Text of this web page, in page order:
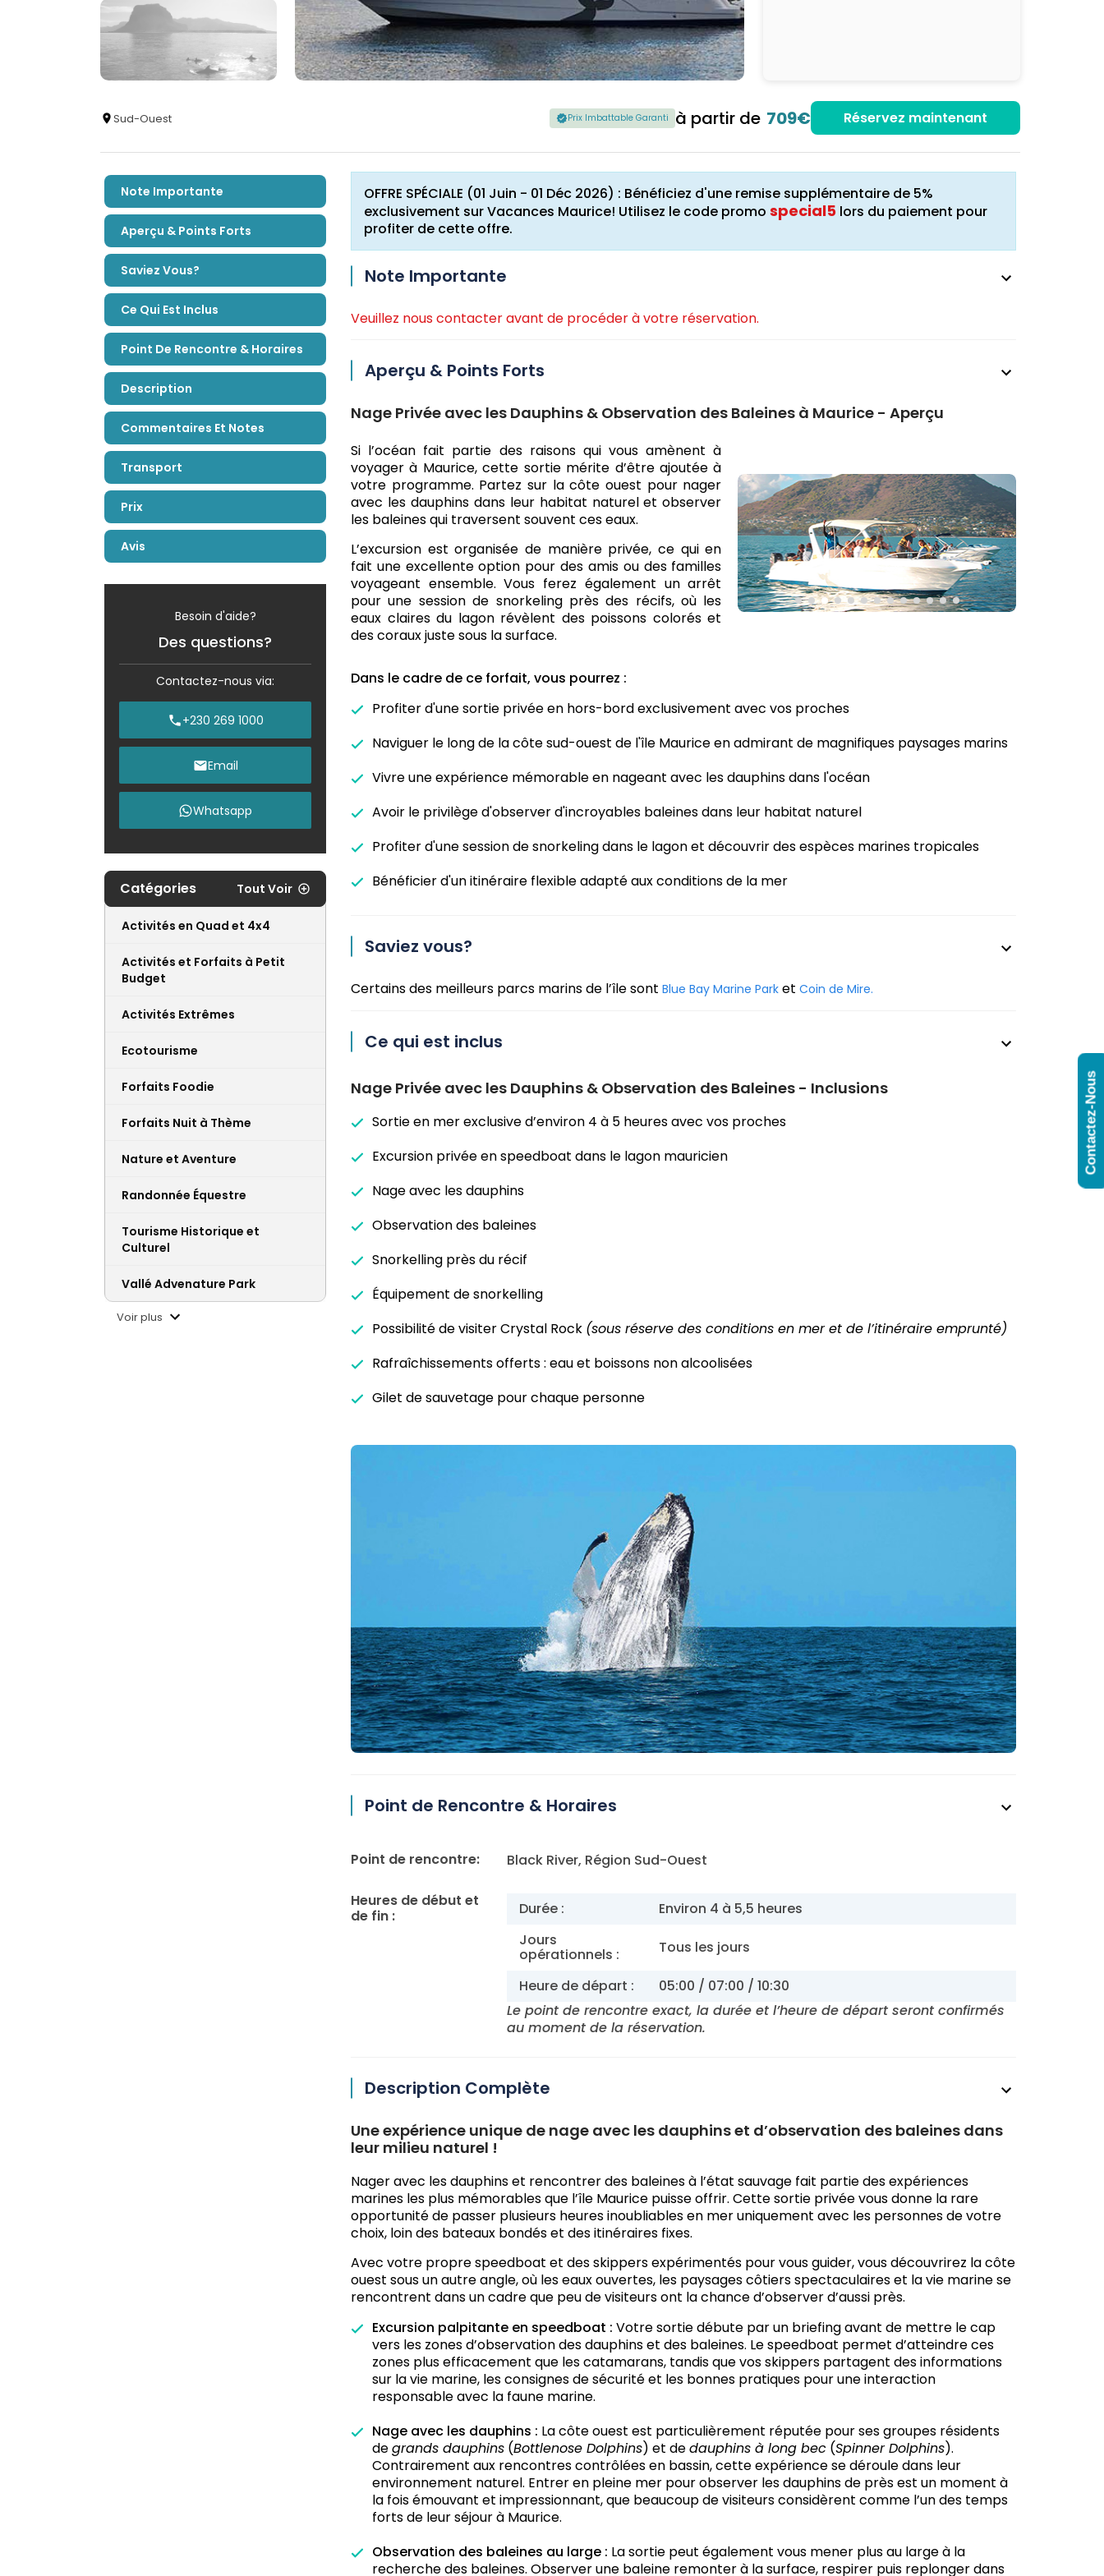
Sud-Ouest Prix Imbattable Garanti à partir de 709€ Réservez maintenant
Note Importante
Aperçu & Points Forts
Saviez Vous?
Ce Qui Est Inclus
Point De Rencontre & Horaires
Description
Commentaires Et Notes
Transport
Prix
Avis
Besoin d'aide?
Des questions?
Contactez-nous via:
+230 269 1000
Email
Whatsapp
Catégories Tout Voir
Activités en Quad et 4x4
Activités et Forfaits à Petit
Budget
Activités Extrêmes
Ecotourisme
Forfaits Foodie
Forfaits Nuit à Thème
Nature et Aventure
Randonnée Équestre
Tourisme Historique et
Culturel
Vallé Advenature Park
Voir plus
OFFRE SPÉCIALE (01 Juin - 01 Déc 2026) : Bénéficiez d'une remise supplémentaire de 5%
exclusivement sur Vacances Maurice! Utilisez le code promo special5 lors du paiement pour
profiter de cette offre.
Note Importante
Veuillez nous contacter avant de procéder à votre réservation.
Aperçu & Points Forts
Nage Privée avec les Dauphins & Observation des Baleines à Maurice - Aperçu
Si l’océan fait partie des raisons qui vous amènent à
voyager à Maurice, cette sortie mérite d’être ajoutée à
votre programme. Partez sur la côte ouest pour nager
avec les dauphins dans leur habitat naturel et observer
les baleines qui traversent souvent ces eaux.
L’excursion est organisée de manière privée, ce qui en
fait une excellente option pour des amis ou des familles
voyageant ensemble. Vous ferez également un arrêt
pour une session de snorkeling près des récifs, où les
eaux claires du lagon révèlent des poissons colorés et
des coraux juste sous la surface.
Dans le cadre de ce forfait, vous pourrez :
Profiter d'une sortie privée en hors-bord exclusivement avec vos proches
Naviguer le long de la côte sud-ouest de l'île Maurice en admirant de magnifiques paysages marins
Vivre une expérience mémorable en nageant avec les dauphins dans l'océan
Avoir le privilège d'observer d'incroyables baleines dans leur habitat naturel
Profiter d'une session de snorkeling dans le lagon et découvrir des espèces marines tropicales
Bénéficier d'un itinéraire flexible adapté aux conditions de la mer
Saviez vous?
Certains des meilleurs parcs marins de l’île sont Blue Bay Marine Park et Coin de Mire.
Ce qui est inclus
Nage Privée avec les Dauphins & Observation des Baleines - Inclusions
Sortie en mer exclusive d’environ 4 à 5 heures avec vos proches
Excursion privée en speedboat dans le lagon mauricien
Nage avec les dauphins
Observation des baleines
Snorkelling près du récif
Équipement de snorkelling
Possibilité de visiter Crystal Rock (sous réserve des conditions en mer et de l’itinéraire emprunté)
Rafraîchissements offerts : eau et boissons non alcoolisées
Gilet de sauvetage pour chaque personne
Point de Rencontre & Horaires
Point de rencontre: Black River, Région Sud-Ouest
Heures de début et
de fin :
Durée :
Environ 4 à 5,5 heures
Jours
opérationnels : Tous les jours
Heure de départ :
05:00 / 07:00 / 10:30
Le point de rencontre exact, la durée et l’heure de départ seront confirmés
au moment de la réservation.
Description Complète
Une expérience unique de nage avec les dauphins et d’observation des baleines dans
leur milieu naturel !
Nager avec les dauphins et rencontrer des baleines à l’état sauvage fait partie des expériences
marines les plus mémorables que l’île Maurice puisse offrir. Cette sortie privée vous donne la rare
opportunité de passer plusieurs heures inoubliables en mer uniquement avec les personnes de votre
choix, loin des bateaux bondés et des itinéraires fixes.
Avec votre propre speedboat et des skippers expérimentés pour vous guider, vous découvrirez la côte
ouest sous un autre angle, où les eaux ouvertes, les paysages côtiers spectaculaires et la vie marine se
rencontrent dans un cadre que peu de visiteurs ont la chance d’observer d’aussi près.
Excursion palpitante en speedboat : Votre sortie débute par un briefing avant de mettre le cap
vers les zones d’observation des dauphins et des baleines. Le speedboat permet d’atteindre ces
zones plus efficacement que les catamarans, tandis que vos skippers partagent des informations
sur la vie marine, les consignes de sécurité et les bonnes pratiques pour une interaction
responsable avec la faune marine.
Nage avec les dauphins : La côte ouest est particulièrement réputée pour ses groupes résidents
degrands dauphins (Bottlenose Dolphins) et dedauphins à long bec (Spinner Dolphins).
Contrairement aux rencontres contrôlées en bassin, cette expérience se déroule dans leur
environnement naturel. Entrer en pleine mer pour observer les dauphins de près est un moment à
la fois émouvant et impressionnant, que beaucoup de visiteurs considèrent comme l’un des temps
forts de leur séjour à Maurice.
Observation des baleines au large : La sortie peut également vous mener plus au large à la
recherche des baleines. Observer une baleine remonter à la surface, respirer puis replonger dans
Contactez-Nous